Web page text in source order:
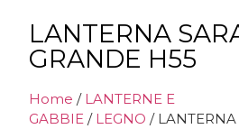
LANTERNA
GRANDE H55
Home / LANTERNE E
GABBIE / LEGNO / LANTERNA